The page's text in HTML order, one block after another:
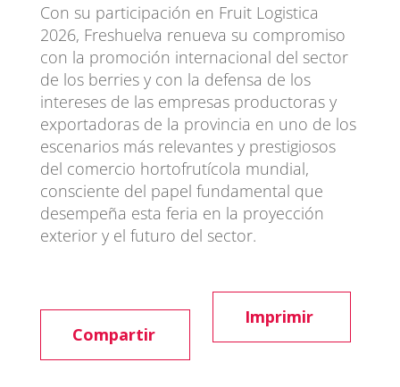
Con su participación en Fruit Logistica
2026, Freshuelva renueva su compromiso
con la promoción internacional del sector
de los berries y con la defensa de los
intereses de las empresas productoras y
exportadoras de la provincia en uno de los
escenarios más relevantes y prestigiosos
del comercio hortofrutícola mundial,
consciente del papel fundamental que
desempeña esta feria en la proyección
exterior y el futuro del sector.
Compartir
Imprimir